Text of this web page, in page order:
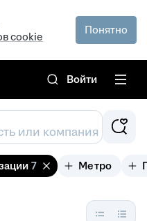
cookie
Понятно
Войти
или компания
7 Метро